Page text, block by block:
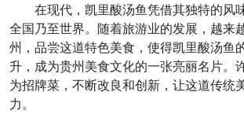
在现代，凯里酸汤鱼凭借其独特的风
全国乃至世界。随着旅游业的发展，越来
州，品尝这道特色美食，使得凯里酸汤鱼
升，成为贵州美食文化的一张亮丽名片。
为招牌菜，不断改良和创新，让这道传统
力。